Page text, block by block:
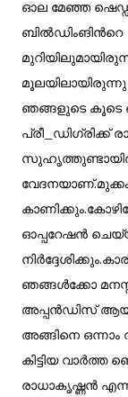
ഓല മേഞ്ഞ
ഞങ്ങളുടെ കൂടെ
പ്രീ_ഡിഗ്രിക്ക്
ഓപ്പറേഷൻ
ഞങ്ങൾക്കോ
അപ്പൻഡിസ്
അങ്ങിനെ
കിട്ടിയ വാർത്ത
രാധാകൃഷ്ണൻ